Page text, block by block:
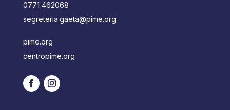
0771 462068
segreteria.gaeta@pime.org
pime.org
centropime.org